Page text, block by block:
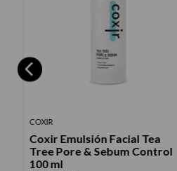
COXIR
Coxir Emulsión Facial Tea
Tree Pore & Sebum Control
100 ml